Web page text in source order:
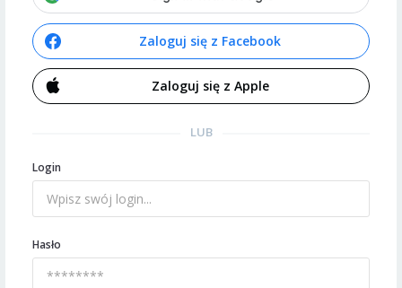
Zaloguj się z Facebook
Zaloguj się z Apple
LUB
Login
Hasło